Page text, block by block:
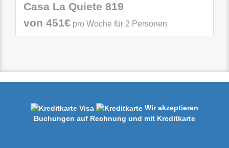
Casa La Quiete 819
von 451€ pro Woche für 2 Personen
Wir akzeptieren
Buchungen auf Rechnung und mit Kreditkarte